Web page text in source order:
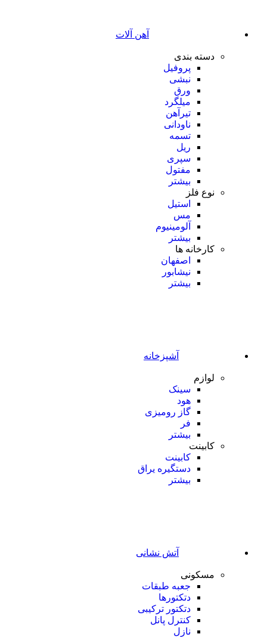
آهن آلات
دسته بندی
پروفیل
نبشی
ورق
میلگرد
تیرآهن
ناودانی
تسمه
ریل
سپری
مفتول
بیشتر
نوع فلز
استیل
مس
آلومینیوم
بیشتر
کارخانه ها
اصفهان
نیشابور
بیشتر
آشپزخانه
لوازم
سینک
هود
گاز رومیزی
فر
بیشتر
کابینت
کابینت
دستگیره یراق
بیشتر
آتش نشانی
مسکونی
جعبه طبقات
دتکتورها
دتکتور ترکیبی
کنترل پانل
نازل